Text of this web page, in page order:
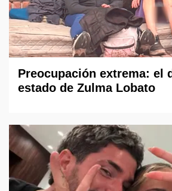
Preocupación extrema: el
estado de Zulma Lobato